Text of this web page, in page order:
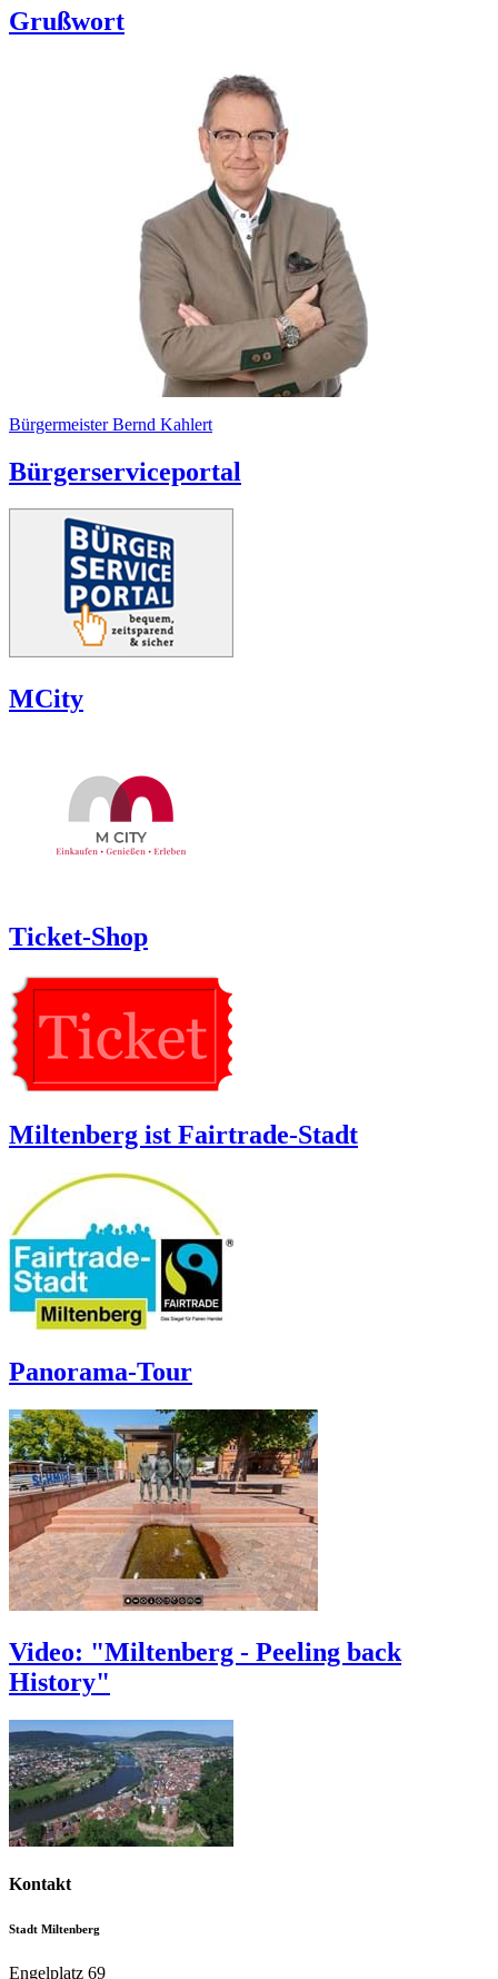
Grußwort
Bürgermeister Bernd Kahlert
Bürgerserviceportal
MCity
Ticket-Shop
Miltenberg ist Fairtrade-Stadt
Panorama-Tour
Video: "Miltenberg - Peeling back
History"
Kontakt
Stadt Miltenberg
Engelplatz 69